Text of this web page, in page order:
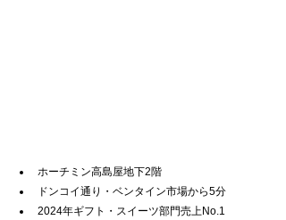
ホーチミン高島屋地下2階
ドンコイ通り・ベンタイン市場から5分
2024年ギフト・スイーツ部門売上No.1